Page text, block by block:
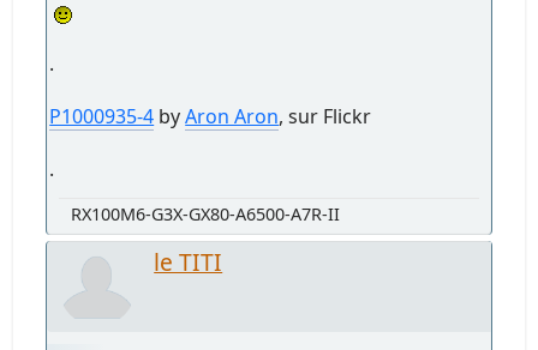
.
P1000935-4 byAron Aron, sur Flickr
.
RX100M6-G3X-GX80-A6500-A7R-II
le TITI